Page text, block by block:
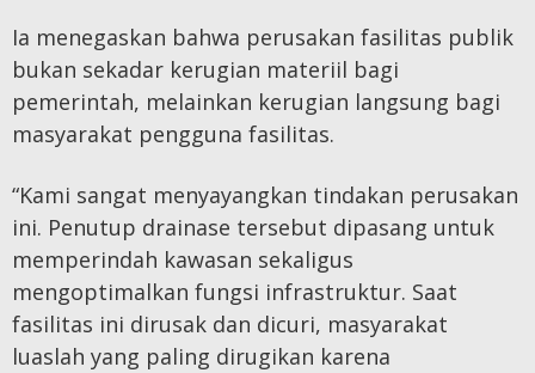
Ia menegaskan bahwa perusakan fasilitas publik
bukan sekadar kerugian materiil bagi
pemerintah, melainkan kerugian langsung bagi
masyarakat pengguna fasilitas.
“Kami sangat menyayangkan tindakan perusakan
ini. Penutup drainase tersebut dipasang untuk
memperindah kawasan sekaligus
mengoptimalkan fungsi infrastruktur. Saat
fasilitas ini dirusak dan dicuri, masyarakat
luaslah yang paling dirugikan karena